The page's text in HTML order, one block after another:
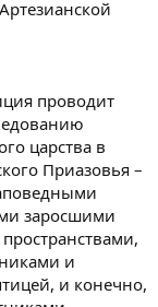
проводит
царства в
Приазовья –
заросшими
и
и конечно,